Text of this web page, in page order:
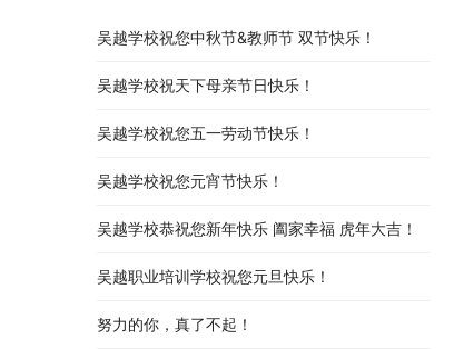
吴越学校祝您中秋节&教师节 双节快乐！
吴越学校祝天下母亲节日快乐！
吴越学校祝您五一劳动节快乐！
吴越学校祝您元宵节快乐！
吴越学校恭祝您新年快乐 阖家幸福 虎年大吉！
吴越职业培训学校祝您元旦快乐！
努力的你，真了不起！